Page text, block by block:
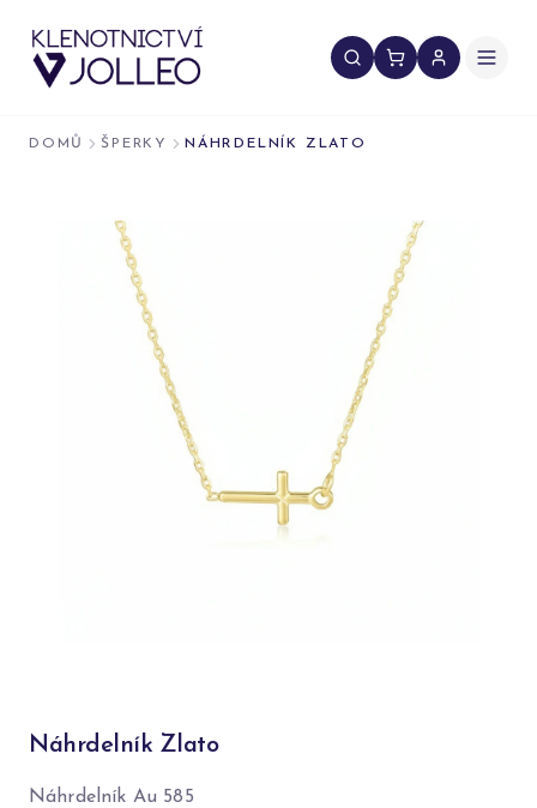
DOMŮ ŠPERKY NÁHRDELNÍK ZLATO
Náhrdelník Zlato
Náhrdelník Au 585